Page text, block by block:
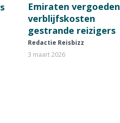
Emiraten vergoeden
verblijfskosten
gestrande reizigers
Redactie Reisbizz
3 maart 2026